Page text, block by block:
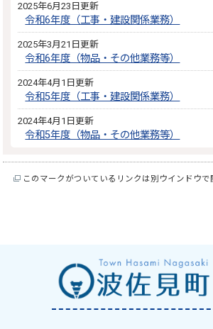
2025年6月23日更新
令和6年度（工事・建設関係業務）
2025年3月21日更新
令和6年度（物品・その他業務等）
2024年4月1日更新
令和5年度（工事・建設関係業務）
2024年4月1日更新
令和5年度（物品・その他業務等）
このマークがついているリンクは別ウインドウで